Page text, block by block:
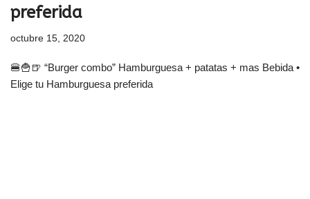
preferida
octubre 15, 2020
🍔🍟🍺 “Burger combo” Hamburguesa + patatas + mas Bebida •
Elige tu Hamburguesa preferida